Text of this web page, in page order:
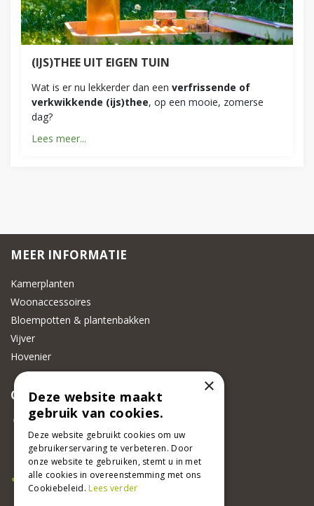
(IJS)THEE UIT EIGEN TUIN
Wat is er nu lekkerder dan een verfrissende of
verkwikkende (ijs)thee, op een mooie, zomerse
dag?
Lees meer...
MEER INFORMATIE
Kamerplanten
Woonaccessoires
Bloempotten & plantenbakken
Vijver
Hovenier
CONTACT
Beeker Tuincentrum
Adsteeg 31
6191 PW Beek
Bel ons
046 437 2881
×
Deze website maakt
gebruik van cookies.
Deze website gebruikt cookies om uw
gebruikerservaring te verbeteren. Door
onze website te gebruiken, stemt u in met
alle cookies in overeenstemming met ons
Cookiebeleid.Lees verder